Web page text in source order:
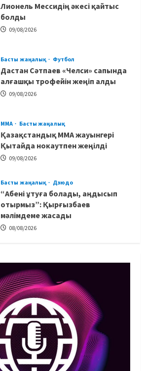
Лионель Мессидің әкесі қайтыс
болды
09/08/2026
Басты жаңалық Футбол
Дастан Сәтпаев «Челси» сапында
алғашқы трофейін жеңіп алды
09/08/2026
MMA Басты жаңалық
Қазақстандық MMA жауынгері
Қытайда нокаутпен жеңілді
09/08/2026
Басты жаңалық Дзюдо
“Абені ұтуға болады, аңдысып
отырмыз”: Қырғызбаев
мәлімдеме жасады
08/08/2026
Елдос пен Такеока: Алматы
татамиінде әлем чемпиондары
09/08/2026
Басты жаңалық Футбол
Лионель Мессидің әкесі қайтыс
болды
09/08/2026